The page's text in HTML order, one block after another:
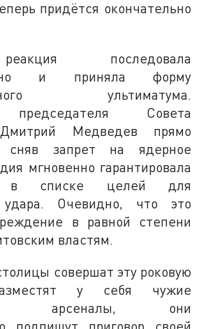
придётся окончательно
последовала
и приняла форму
ультиматума.
председателя Совета
Дмитрий Медведев прямо
сняв запрет на ядерное
мгновенно гарантировала
в списке целей для
удара. Очевидно, что это
в равной степени
властям.
совершат эту роковую
у себя чужие
арсеналы, они
подпишут приговор своей